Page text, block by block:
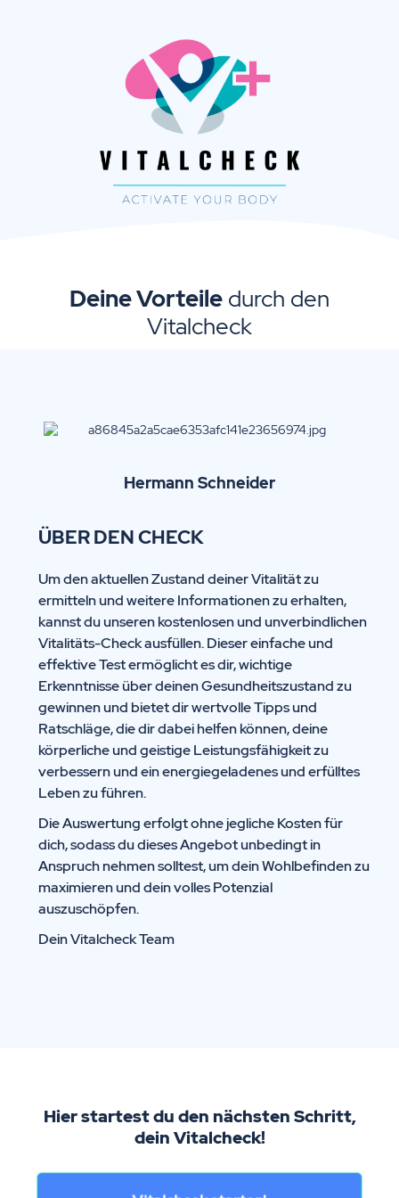
Deine Vorteile durch den
Vitalcheck
Hermann Schneider
ÜBER DEN CHECK
Um den aktuellen Zustand deiner Vitalität zu
ermitteln und weitere Informationen zu erhalten,
kannst du unseren kostenlosen und unverbindlichen
Vitalitäts-Check ausfüllen. Dieser einfache und
effektive Test ermöglicht es dir, wichtige
Erkenntnisse über deinen Gesundheitszustand zu
gewinnen und bietet dir wertvolle Tipps und
Ratschläge, die dir dabei helfen können, deine
körperliche und geistige Leistungsfähigkeit zu
verbessern und ein energiegeladenes und erfülltes
Leben zu führen.
Die Auswertung erfolgt ohne jegliche Kosten für
dich, sodass du dieses Angebot unbedingt in
Anspruch nehmen solltest, um dein Wohlbefinden zu
maximieren und dein volles Potenzial
auszuschöpfen.
Dein Vitalcheck Team
Hier startest du den nächsten Schritt,
dein Vitalcheck!